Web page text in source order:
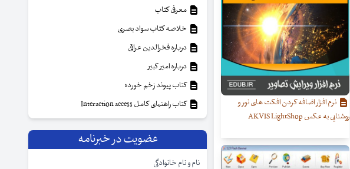
نرم افزار اضافه کردن افکت های نور و
روشنایی به عکس AKVIS LightShop
معرفی کتاب
خلاصه کتاب سواد بصری
درباره فخرالدین عراقی
درباره امیر کبیر
کتاب پیوند زخم خورده
کتاب راهنمای کامل Interaction access
عضویت در خبرنامه
نام و نام خانوادگی